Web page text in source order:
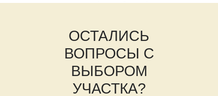
ОСТАЛИСЬ
ВОПРОСЫ С
ВЫБОРОМ
УЧАСТКА?